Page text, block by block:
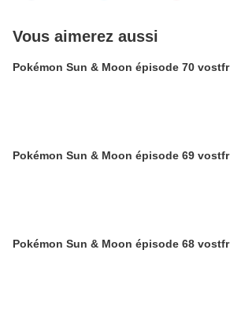
Vous aimerez aussi
Pokémon Sun & Moon épisode 70 vostfr
Pokémon Sun & Moon épisode 69 vostfr
Pokémon Sun & Moon épisode 68 vostfr